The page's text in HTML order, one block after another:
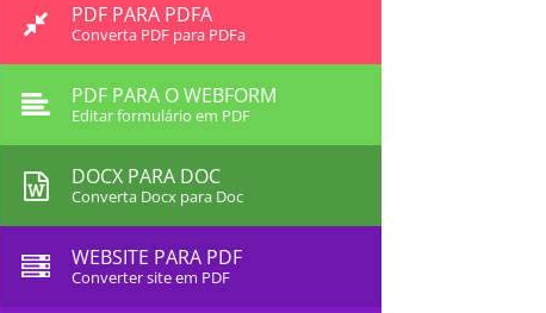
PDF PARA PDFA
Converta PDF para PDFa
PDF PARA O WEBFORM
Editar formulário em PDF
DOCX PARA DOC
Converta Docx para Doc
WEBSITE PARA PDF
Converter site em PDF